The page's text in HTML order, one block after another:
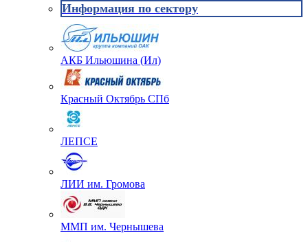
Информация по сектору
АКБ Ильюшина (Ил)
Красный Октябрь СПб
ЛЕПСЕ
ЛИИ им. Громова
ММП им. Чернышева